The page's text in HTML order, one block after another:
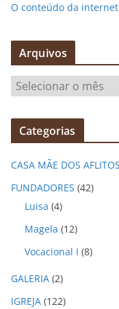
O conteúdo da
Arquivos
q
v
o
Categorias
CASA MÃE DOS AFLITOS
FUNDADORES (42)
Luisa (4)
Magela (12)
Vocacional I (8)
GALERIA (2)
IGREJA (122)